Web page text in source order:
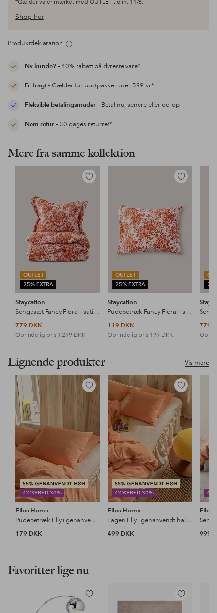
*Gælder varer mærket med OUTLET t.o.m. 11/8.
Shop her
Produktdeklaration
Ny kunde?– 40% rabatt på dyreste vare*
Fri fragt– Gælder for postpakker over 599 kr*
Fleksible betalingsmåder– Betal nu, senere eller del op
Nem retur– 30 dages returret*
Mere fra samme kollektion
OUTLET
25% EXTRA
Tilføj
favoritter
Staycation
Sengesæt Fancy Floral i satin 2 eller 3 dele
779 DKK
Oprindelig pris 1 299 DKK
OUTLET
25% EXTRA
Tilføj
Staycation
Pudebetræk Fancy Floral i satin
119 DKK
Oprindelig pris 199 DKK
779
Vis mere
Lignende produkter
COSYBED 30%
Tilføj
favoritter
Ellos Home
Pudebetræk Elly i genanvendt halvlinned
179 DKK
COSYBED 30%
Tilføj
til
favoritter
Ellos Home
Lagen Elly i genanvendt halvlinned
499 DKK
Ellos
999
Favoritter lige nu
Tilføj
til
Tilføj